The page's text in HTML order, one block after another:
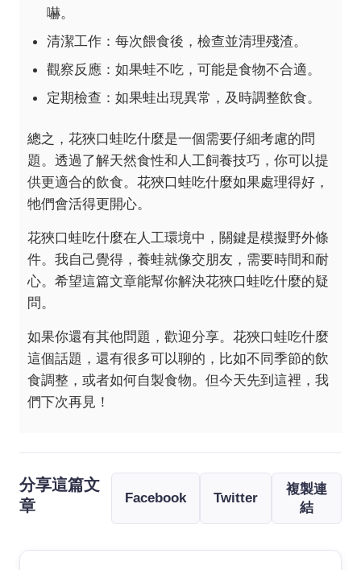
嚇。
清潔工作：每次餵食後，檢查並清理殘渣。
觀察反應：如果蛙不吃，可能是食物不合適。
定期檢查：如果蛙出現異常，及時調整飲食。
總之，花狹口蛙吃什麼是一個需要仔細考慮的問
題。透過了解天然食性和人工飼養技巧，你可以提
供更適合的飲食。花狹口蛙吃什麼如果處理得好，
牠們會活得更開心。
花狹口蛙吃什麼在人工環境中，關鍵是模擬野外條
件。我自己覺得，養蛙就像交朋友，需要時間和耐
心。希望這篇文章能幫你解決花狹口蛙吃什麼的疑
問。
如果你還有其他問題，歡迎分享。花狹口蛙吃什麼
這個話題，還有很多可以聊的，比如不同季節的飲
食調整，或者如何自製食物。但今天先到這裡，我
們下次再見！
分享這篇文
章
Facebook Twitter
複製連
結